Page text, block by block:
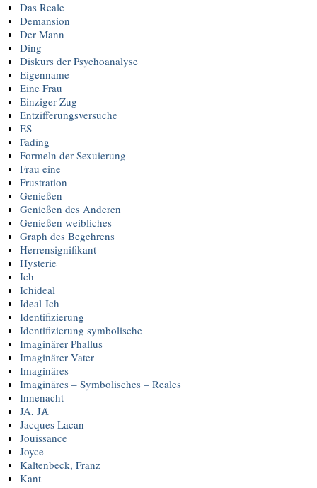
Das Reale
Demansion
Der Mann
Ding
Diskurs der Psychoanalyse
Eigenname
Eine Frau
Einziger Zug
Entzifferungsversuche
ES
Fading
Formeln der Sexuierung
Frau eine
Frustration
Genießen
Genießen des Anderen
Genießen weibliches
Graph des Begehrens
Herrensignifikant
Hysterie
Ich
Ichideal
Ideal-Ich
Identifizierung
Identifizierung symbolische
Imaginärer Phallus
Imaginärer Vater
Imaginäres
Imaginäres – Symbolisches – Reales
Innenacht
JA, JȺ
Jacques Lacan
Jouissance
Joyce
Kaltenbeck, Franz
Kant